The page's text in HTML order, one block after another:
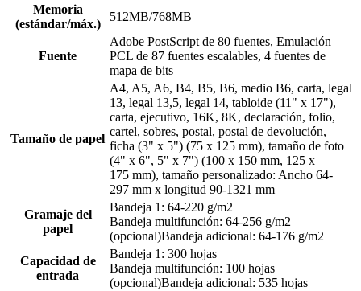
Memoria
(estándar/máx.)
512MB/768MB
Fuente
Adobe PostScript de 80 fuentes, Emulación
PCL de 87 fuentes escalables, 4 fuentes de
mapa de bits
Tamaño de papel
A4, A5, A6, B4, B5, B6, medio B6, carta, legal
13, legal 13,5, legal 14, tabloide (11" x 17"),
carta, ejecutivo, 16K, 8K, declaración, folio,
cartel, sobres, postal, postal de devolución,
ficha (3" x 5") (75 x 125 mm), tamaño de foto
(4" x 6", 5" x 7") (100 x 150 mm, 125 x
175 mm), tamaño personalizado: Ancho 64-
297 mm x longitud 90-1321 mm
Gramaje del
papel
Bandeja 1: 64-220 g/m2
Bandeja multifunción: 64-256 g/m2
(opcional)Bandeja adicional: 64-176 g/m2
Capacidad de
entrada
Bandeja 1: 300 hojas
Bandeja multifunción: 100 hojas
(opcional)Bandeja adicional: 535 hojas